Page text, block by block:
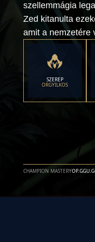
szellemmágia
Zed kitanulta
amit a nemzetére
SZEREP
ORGYILKOS
CHAMPION MASTERYOP.GG